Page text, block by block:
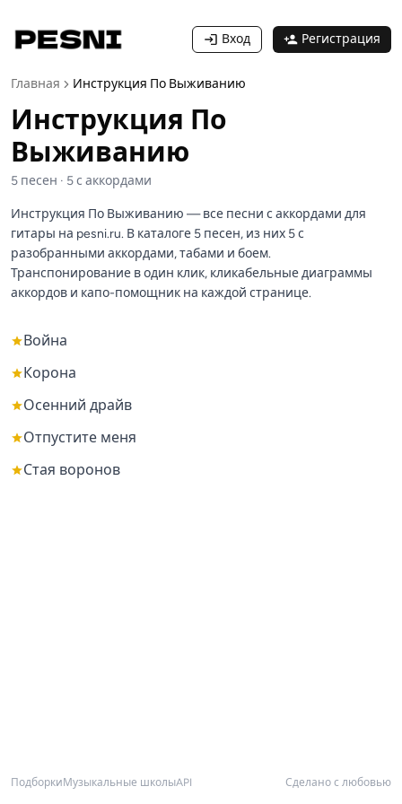
Вход Регистрация
Главная Инструкция По Выживанию
Инструкция По
Выживанию
5 песен · 5с аккордами
Инструкция По Выживанию — все песни с аккордами для
гитары на pesni.ru. В каталоге 5 песен, из них 5 с
разобранными аккордами, табами и боем.
Транспонирование в один клик, кликабельные диаграммы
аккордов и капо-помощник на каждой странице.
Война
Корона
Осенний драйв
Отпустите меня
Стая воронов
Подборки Музыкальные школыAPI Сделано с любовью